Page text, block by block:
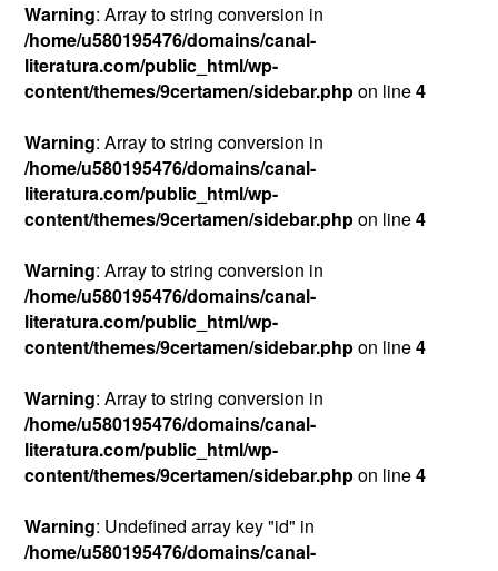
Warning: Array to string conversion in
/home/u580195476/domains/canal-
literatura.com/public_html/wp-
content/themes/9certamen/sidebar.phpon line4
Warning: Array to string conversion in
/home/u580195476/domains/canal-
literatura.com/public_html/wp-
content/themes/9certamen/sidebar.phpon line4
Warning: Array to string conversion in
/home/u580195476/domains/canal-
literatura.com/public_html/wp-
content/themes/9certamen/sidebar.phpon line4
Warning: Array to string conversion in
/home/u580195476/domains/canal-
literatura.com/public_html/wp-
content/themes/9certamen/sidebar.phpon line4
Warning: Undefined array key "id" in
/home/u580195476/domains/canal-